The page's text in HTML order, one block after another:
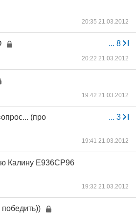
20:35 21.03.2012
... 8
20:22 21.03.2012
19:42 21.03.2012
... 3
(про
19:41 21.03.2012
Калину Е936СР96
19:32 21.03.2012
победить))